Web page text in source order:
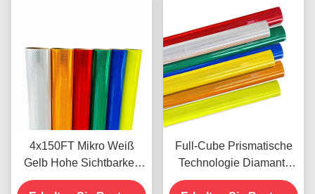
4x150FT Mikro Weiß
Gelb Hohe Sichtbarkeit
Mikro Diamant Grad
Full-Cube Prismatische
Technologie Diamant-
Reflexionsblatt mit 10-